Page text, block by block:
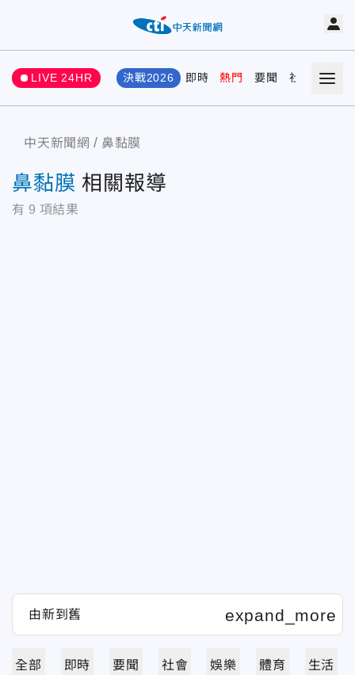
LIVE 24HR 決戰2026 即時 熱門 要聞 社會 娛樂
中天新聞網 鼻黏膜
鼻黏膜 相關報導
有 9 項結果
全部 即時 要聞 社會 娛樂 體育 生活